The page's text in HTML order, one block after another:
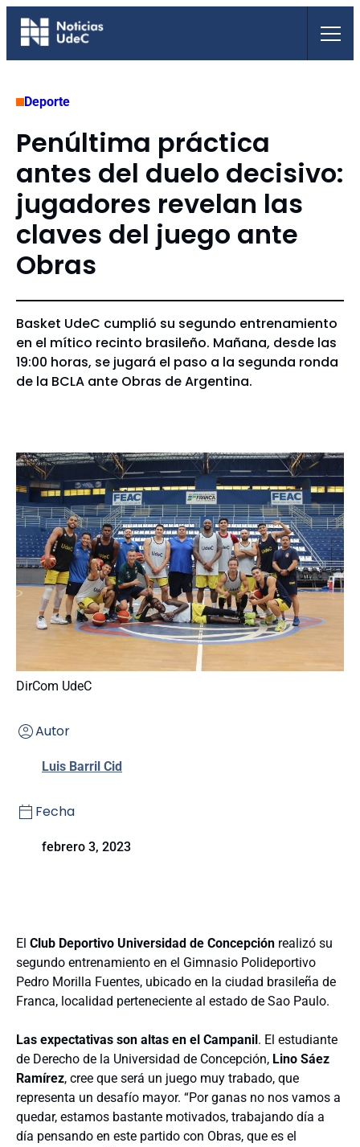
Saltar
Deporte
Penúltima práctica
antes del duelo decisivo:
jugadores revelan las
claves del juego ante
Obras
Basket UdeC cumplió su segundo entrenamiento
en el mítico recinto brasileño. Mañana, desde las
19:00 horas, se jugará el paso a la segunda ronda
de la BCLA ante Obras de Argentina.
DirCom UdeC
Autor
Luis Barril Cid
Fecha
febrero 3, 2023
El Club Deportivo Universidad de Concepción realizó su
segundo entrenamiento en el Gimnasio Polideportivo
Pedro Morilla Fuentes, ubicado en la ciudad brasileña de
Franca, localidad perteneciente al estado de Sao Paulo.
Las expectativas son altas en el Campanil. El estudiante
de Derecho de la Universidad de Concepción, Lino Sáez
Ramírez, cree que será un juego muy trabado, que
representa un desafío mayor. “Por ganas no nos vamos a
quedar, estamos bastante motivados, trabajando día a
día pensando en este partido con Obras, que es el